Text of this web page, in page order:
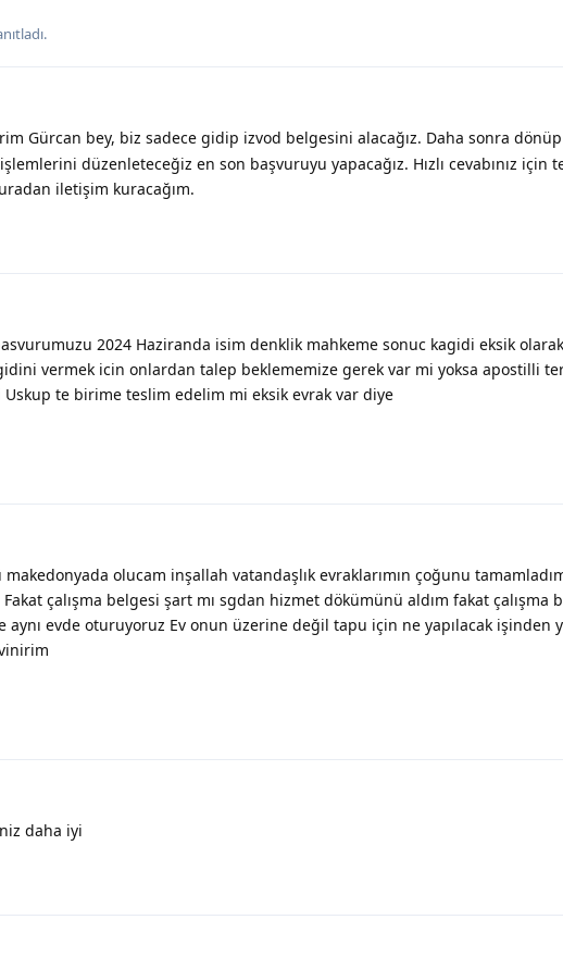
Gürcan bey, biz sadece gidip izvod belgesini alacağız. Daha sonra
düzenleteceğiz en son başvuruyu yapacağız. Hızlı cevabınız için
iletişim kuracağım.
2024 Haziranda isim denklik mahkeme sonuc kagidi eksik
vermek icin onlardan talep beklememize gerek var mi yoksa apostilli
te birime teslim edelim mi eksik evrak var diye
olucam inşallah vatandaşlık evraklarımın çoğunu
Fakat çalışma belgesi şart mı sgdan hizmet dökümünü aldım fakat çalışma
aynı evde oturuyoruz Ev onun üzerine değil tapu için ne yapılacak işinden
daha iyi